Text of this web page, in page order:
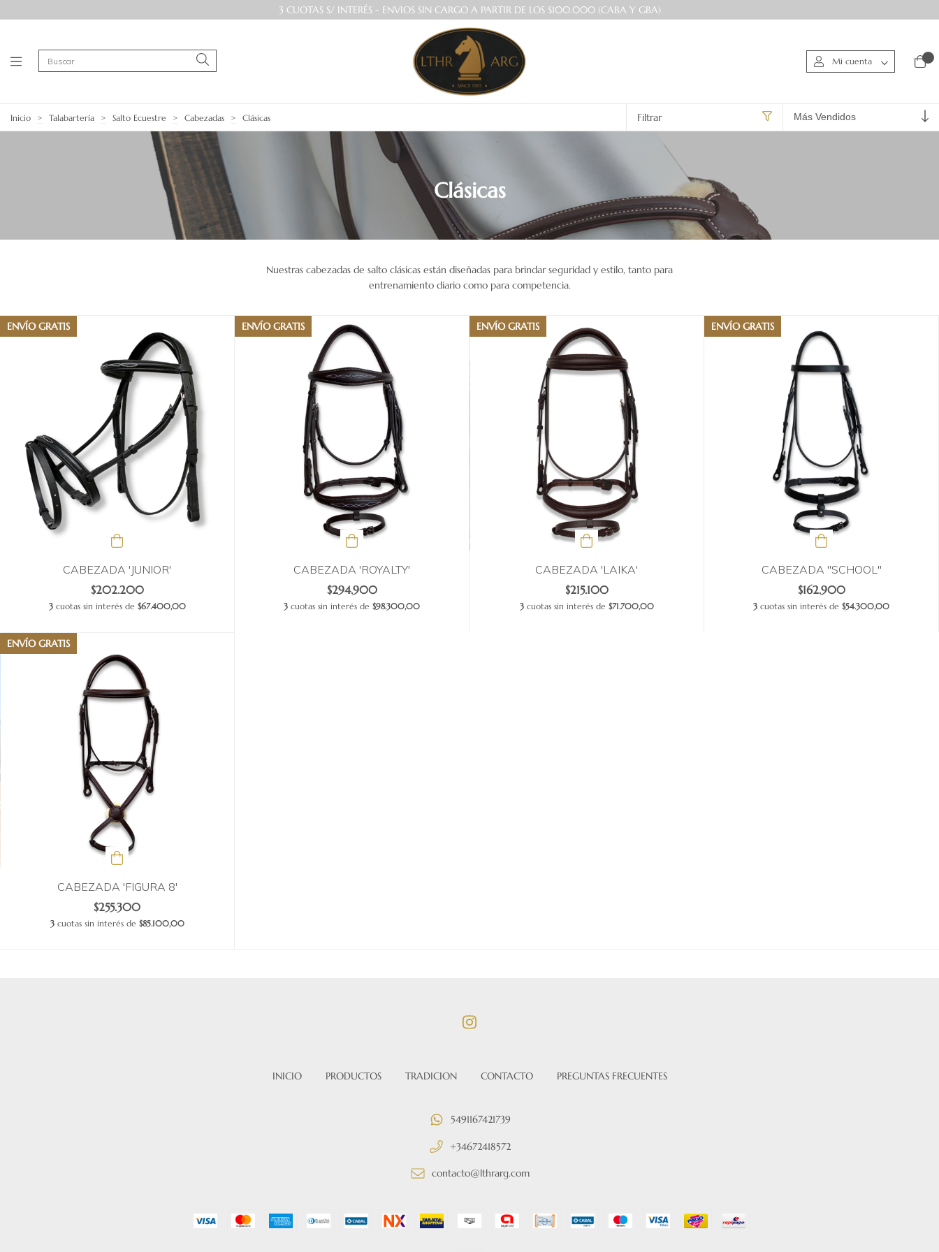
3 CUOTAS S/ INTERÉS - ENVIOS SIN CARGO A PARTIR DE LOS $100.000 (CABA Y GBA)
Mi cuenta
Inicio > Talabartería > Salto Ecuestre > Cabezadas > Clásicas Filtrar
Inicio Talabartería
Clásicas
Nuestras cabezadas de salto clásicas están diseñadas para brindar seguridad y estilo, tanto para
entrenamiento diario como para competencia.
ENVÍO GRATIS
CABEZADA 'JUNIOR'
$202.200
3cuotas sin interés de $67.400,00
ENVÍO GRATIS
CABEZADA 'ROYALTY'
$294.900
3 cuotas sin interés de $98.300,00
ENVÍO GRATIS
CABEZADA 'LAIKA'
$215.100
3cuotas sin interés de $71.700,00
ENVÍO GRATIS
CABEZADA "SCHOOL"
$162.900
3 cuotas sin interés de $54.300,00
ENVÍO GRATIS
CABEZADA 'FIGURA 8'
$255.300
3cuotas sin interés de $85.100,00
INICIO PRODUCTOS TRADICION CONTACTO PREGUNTAS FRECUENTES
5491167421739
+34672418572
contacto@lthrarg.com